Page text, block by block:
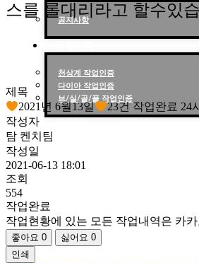
공지사항
천상계 작업인증
다이아 작업인증
브/실/골/플 작업인증
스를 롤대리라고 할수있
제목
2021년 6월13일
23건 작업완료 24
작성자
탐 켄치팀
작성일
2021-06-13 18:01
조회
554
작업완료
작업현황에 있는 모든 작업내역은 카
좋아요 0 싫어요 0
인쇄